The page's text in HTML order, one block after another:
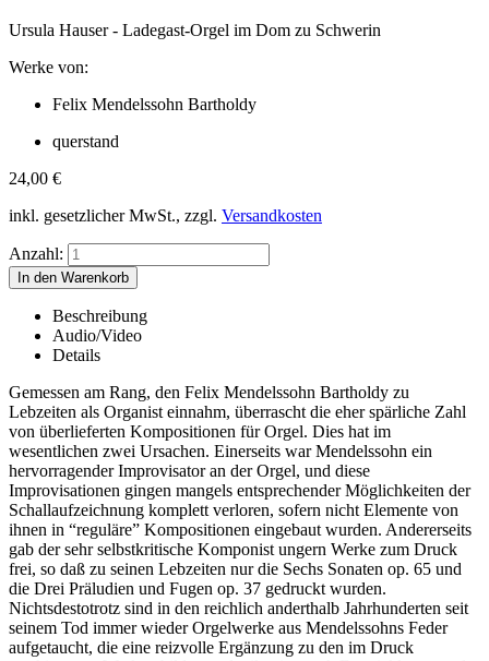
Ursula Hauser - Ladegast-Orgel im Dom zu Schwerin
Werke von:
Felix Mendelssohn Bartholdy
querstand
24,00 €
inkl. gesetzlicher MwSt., zzgl. Versandkosten
Anzahl:
Beschreibung
Audio/Video
Details
Gemessen am Rang, den Felix Mendelssohn Bartholdy zu
Lebzeiten als Organist einnahm, überrascht die eher spärliche Zahl
von überlieferten Kompositionen für Orgel. Dies hat im
wesentlichen zwei Ursachen. Einerseits war Mendelssohn ein
hervorragender Improvisator an der Orgel, und diese
Improvisationen gingen mangels entsprechender Möglichkeiten der
Schallaufzeichnung komplett verloren, sofern nicht Elemente von
ihnen in “reguläre” Kompositionen eingebaut wurden. Andererseits
gab der sehr selbstkritische Komponist ungern Werke zum Druck
frei, so daß zu seinen Lebzeiten nur die Sechs Sonaten op. 65 und
die Drei Präludien und Fugen op. 37 gedruckt wurden.
Nichtsdestotrotz sind in den reichlich anderthalb Jahrhunderten seit
seinem Tod immer wieder Orgelwerke aus Mendelssohns Feder
aufgetaucht, die eine reizvolle Ergänzung zu den im Druck